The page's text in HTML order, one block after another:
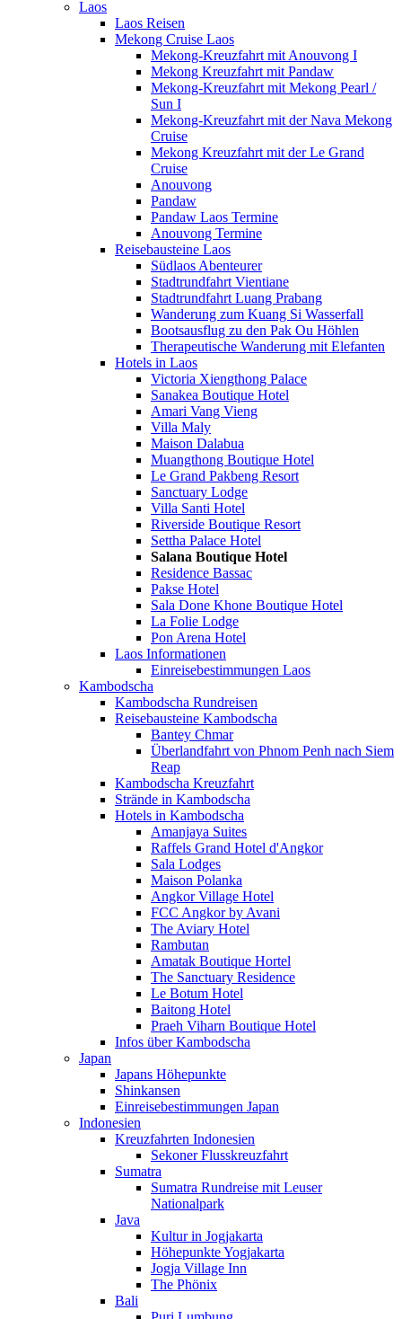
Laos
Laos Reisen
Mekong Cruise Laos
Mekong-Kreuzfahrt mit Anouvong I
Mekong Kreuzfahrt mit Pandaw
Mekong-Kreuzfahrt mit Mekong Pearl /
Sun I
Mekong-Kreuzfahrt mit der Nava Mekong
Cruise
Mekong Kreuzfahrt mit der Le Grand
Cruise
Anouvong
Pandaw
Pandaw Laos Termine
Anouvong Termine
Reisebausteine Laos
Südlaos Abenteurer
Stadtrundfahrt Vientiane
Stadtrundfahrt Luang Prabang
Wanderung zum Kuang Si Wasserfall
Bootsausflug zu den Pak Ou Höhlen
Therapeutische Wanderung mit Elefanten
Hotels in Laos
Victoria Xiengthong Palace
Sanakea Boutique Hotel
Amari Vang Vieng
Villa Maly
Maison Dalabua
Muangthong Boutique Hotel
Le Grand Pakbeng Resort
Sanctuary Lodge
Villa Santi Hotel
Riverside Boutique Resort
Settha Palace Hotel
Salana Boutique Hotel
Residence Bassac
Pakse Hotel
Sala Done Khone Boutique Hotel
La Folie Lodge
Pon Arena Hotel
Laos Informationen
Einreisebestimmungen Laos
Kambodscha
Kambodscha Rundreisen
Reisebausteine Kambodscha
Bantey Chmar
Überlandfahrt von Phnom Penh nach Siem
Reap
Kambodscha Kreuzfahrt
Strände in Kambodscha
Hotels in Kambodscha
Amanjaya Suites
Raffels Grand Hotel d'Angkor
Sala Lodges
Maison Polanka
Angkor Village Hotel
FCC Angkor by Avani
The Aviary Hotel
Rambutan
Amatak Boutique Hortel
The Sanctuary Residence
Le Botum Hotel
Baitong Hotel
Praeh Viharn Boutique Hotel
Infos über Kambodscha
Japan
Japans Höhepunkte
Shinkansen
Einreisebestimmungen Japan
Indonesien
Kreuzfahrten Indonesien
Sekoner Flusskreuzfahrt
Sumatra
Sumatra Rundreise mit Leuser
Nationalpark
Java
Kultur in Jogjakarta
Höhepunkte Yogjakarta
Jogja Village Inn
The Phönix
Bali